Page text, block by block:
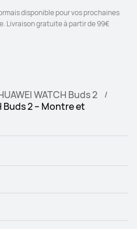
disponible pour vos prochaines
Livraison gratuite à partir de 99€
WATCH Buds 2
Buds 2 – Montre et